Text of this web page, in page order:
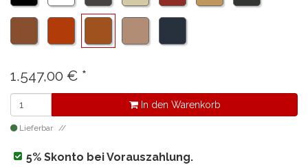
1.547,00 € *
In den Warenkorb
Lieferbar
5% Skonto bei Vorauszahlung.